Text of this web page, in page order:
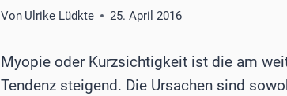
Von Ulrike Lüdkte 25. April 2016
Myopie oder Kurzsichtigkeit ist die am
Tendenz steigend. Die Ursachen sind